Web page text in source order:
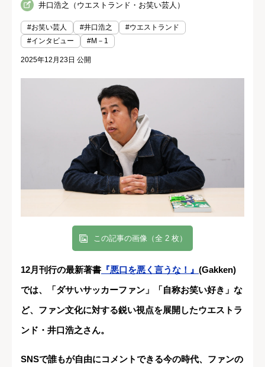
井口浩之（ウエストランド・お笑い芸人）
#お笑い芸人 #井口浩之
#ウエストランド
#インタビュー
#M－1
2025年12月23日 公開
この記事の画像（全 2 枚）
12月刊行の最新著書 『悪口を悪く言うな！』 (Gakken)
では、「ダサいサッカーファン」「自称お笑い好き」な
ど、ファン文化に対する鋭い視点を展開したウエストラ
ンド・井口浩之さん。
SNSで誰もが自由にコメントできる今の時代、ファンの